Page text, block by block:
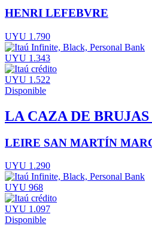
HENRI LEFEBVRE
UYU 1.790
UYU 1.343
UYU 1.522
Disponible
LA CAZA DE
LEIRE SAN MARTÍN
UYU 1.290
UYU 968
UYU 1.097
Disponible